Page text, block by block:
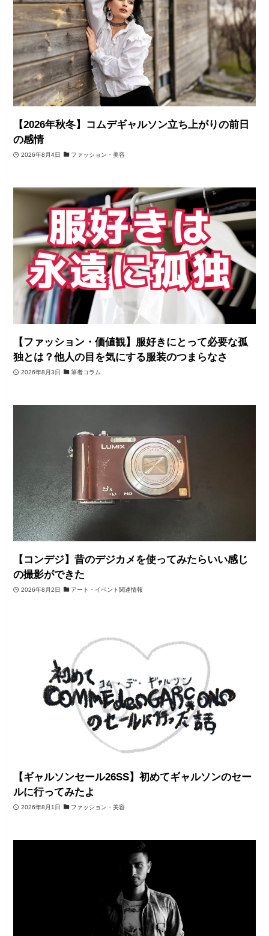
【2026年秋冬】コムデギャルソン立ち上がりの前日
の感情
2026年8月4日 ファッション・美容
【ファッション・価値観】服好きにとって必要な孤
独とは？他人の目を気にする服装のつまらなさ
2026年8月3日 筆者コラム
【コンデジ】昔のデジカメを使ってみたらいい感じ
の撮影ができた
2026年8月2日 アート・イベント関連情報
【ギャルソンセール26SS】初めてギャルソンのセー
ルに行ってみたよ
2026年8月1日 ファッション・美容